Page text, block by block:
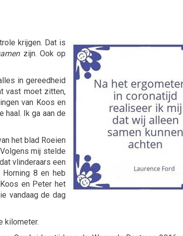
krijgen. Dat is
zijn. Ook op
in gereedheid
vast moet zitten,
van Koos en
haal. Ik ga aan de
het blad Roeien
mij stelde
vlinderaars een
8 en heb
en Peter het
vandaag de dag
kilometer.